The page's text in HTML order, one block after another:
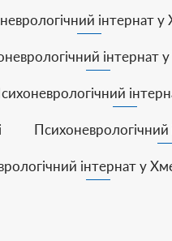
інтернат у
інтернат
Психоневрологічний
інтернат у